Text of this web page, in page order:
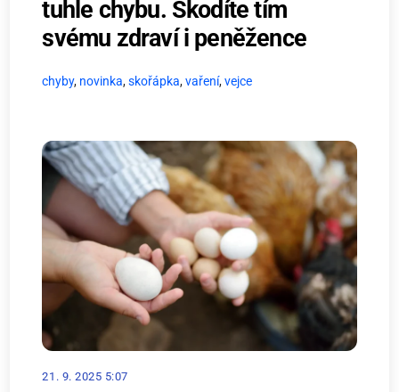
tuhle chybu. Škodíte tím
svému zdraví i peněžence
chyby, novinka,skořápka,vaření,vejce
21. 9. 2025 5:07